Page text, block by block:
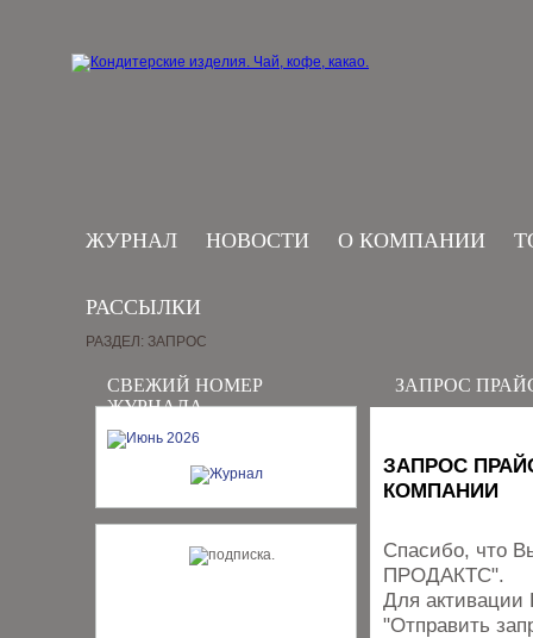
ЖУРНАЛ НОВОСТИ О КОМПАНИИ
РАССЫЛКИ
СВЕЖИЙ НОМЕР
ЖУРНАЛА
РАЗДЕЛ: ЗАПРОС
ЗАПРОС
ЗАПРОС
КОМПАНИИ
Спасибо, что
ПРОДАКТС".
Для активации
"Отправить